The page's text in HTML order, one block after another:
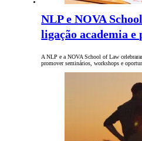
NLP e NOVA
ligação academia
A NLP e a NOVA School of Law
promover seminários, workshops e